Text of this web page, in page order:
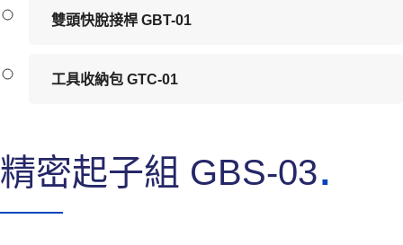
雙頭快脫接桿 GBT-01
工具收納包 GTC-01
精密起子組 GBS-03